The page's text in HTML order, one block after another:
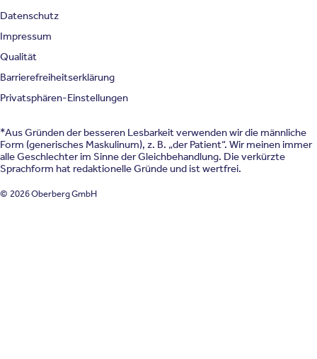
Datenschutz
Impressum
Qualität
Barrierefreiheitserklärung
Privatsphären-Einstellungen
*Aus Gründen der besseren Lesbarkeit verwenden wir die männliche
Form (generisches Maskulinum), z. B. „der Patient“. Wir meinen immer
alle Geschlechter im Sinne der Gleichbehandlung. Die verkürzte
Sprachform hat redaktionelle Gründe und ist wertfrei.
© 2026 Oberberg GmbH